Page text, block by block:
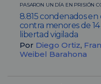
PASARON UN DÍA EN PRISIÓN
8.815 condenados en
contra menores de
libertad vigilada
Por Diego Ortiz,
Weibel Barahona